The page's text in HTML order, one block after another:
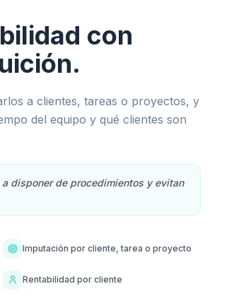
con
a clientes, tareas o proyectos, y
del equipo y qué clientes son
disponer de procedimientos y evitan
Imputación por cliente, tarea o proyecto
Rentabilidad por cliente